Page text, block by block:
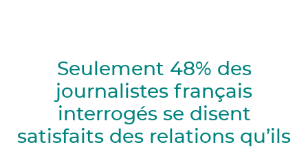
Seulement 48% des
journalistes français
interrogés se disent
satisfaits des relations qu’ils